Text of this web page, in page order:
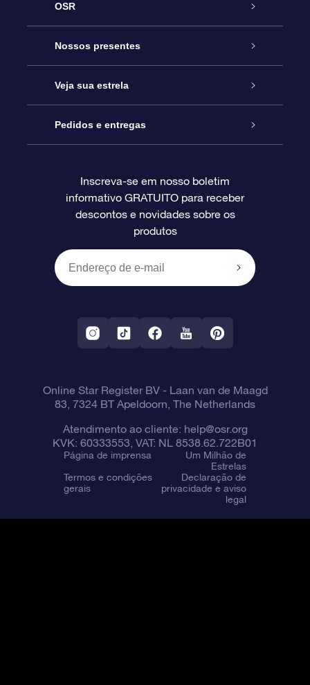
OSR
Serviço
Entre em contato conosco
Blog
Avaliações
Nossos presentes
Presente estrelar on-line
Pacote de presente da OSR
O cartão de presente da OSR
Presentes corporativos
Veja sua estrela
Star Register
Página estelar personalizada
Um Milhão de Estrelas
OSR Starsaver
Aplicativo RV Fly me to the stars
Pedidos e entregas
Informações de pagamento
Política de devolução
Constelações
Inscreva-se em nosso boletim
informativo GRATUITO para receber
descontos e novidades sobre os
produtos
Online Star Register BV- Laan van de Maagd
83, 7324 BT Apeldoorn, The Netherlands
Atendimento ao cliente: help@osr.org
KVK: 60333553, VAT: NL 8538.62.722B01
Página de imprensa
Um Milhão de
Estrelas
Termos e condições
gerais
Declaração de
privacidade e aviso
legal